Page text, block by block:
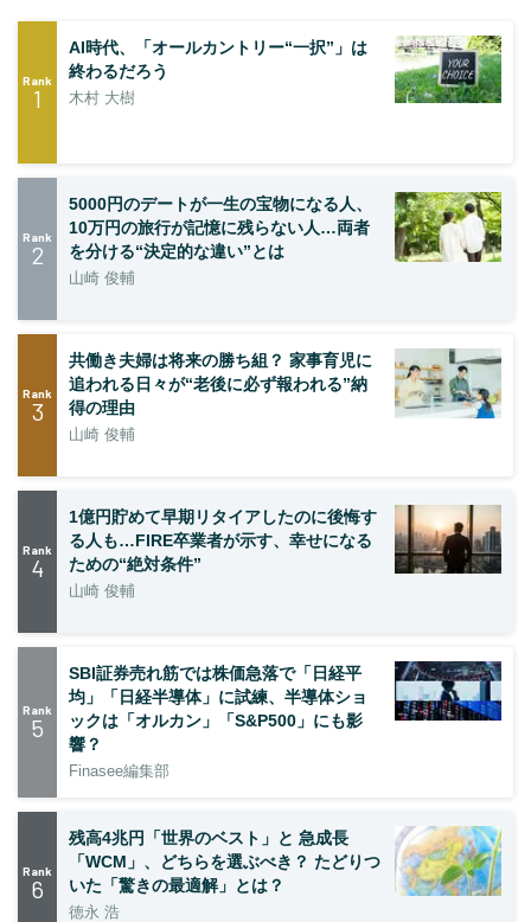
Rank
1
AI時代、「オールカントリー“一択”」は
終わるだろう
木村 大樹
Rank
2
5000円のデートが一生の宝物になる人、
10万円の旅行が記憶に残らない人…両者
を分ける“決定的な違い”とは
山崎 俊輔
Rank
3
共働き夫婦は将来の勝ち組？ 家事育児に
追われる日々が“老後に必ず報われる”納
得の理由
山崎 俊輔
Rank
4
1億円貯めて早期リタイアしたのに後悔す
る人も…FIRE卒業者が示す、幸せになる
ための“絶対条件”
山崎 俊輔
Rank
5
SBI証券売れ筋では株価急落で「日経平
均」「日経半導体」に試練、半導体ショ
ックは「オルカン」「S&P500」にも影
響？
Finasee編集部
Rank
6
残高4兆円「世界のベスト」と 急成長
「WCM」、どちらを選ぶべき？ たどりつ
いた「驚きの最適解」とは？
徳永 浩